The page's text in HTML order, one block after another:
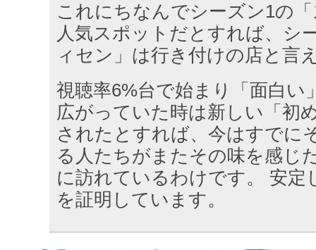
これにちなんでシーズン1の
人気スポットだとすれば、シ
ィセン」は行き付けの店と言
視聴率6%台で始まり「面白い
広がっていた時は新しい「初
されたとすれば、今はすでに
る人たちがまたその味を感じ
に訪れているわけです。 安定
を証明しています。